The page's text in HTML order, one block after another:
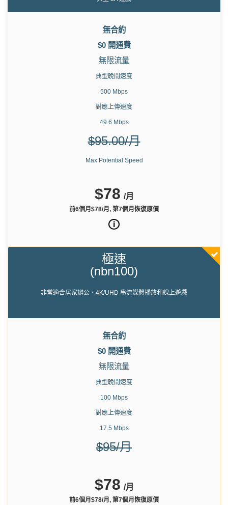
無合約
$0 開通費
無限流量
典型晚間速度
500 Mbps
對應上傳速度
49.6 Mbps
$95.00/月
Max Potential Speed
$78 /月
前6個月$78/月, 第7個月恢復原價
i
極速
(nbn100)
非常適合居家辦公、4K/UHD 串流媒體播放和線上遊戲
無合約
$0 開通費
無限流量
典型晚間速度
100 Mbps
對應上傳速度
17.5 Mbps
$95/月
$78 /月
前6個月$78/月, 第7個月恢復原價